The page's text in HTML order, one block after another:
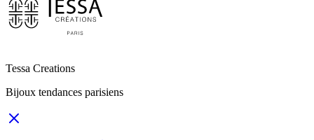
Tessa Creations
Bijoux tendances parisiens